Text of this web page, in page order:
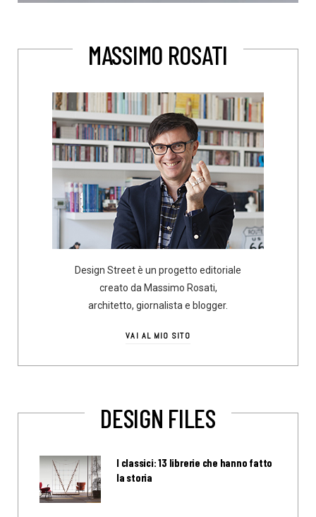
MASSIMO ROSATI
Design Street è un progetto editoriale
creato da Massimo Rosati,
architetto, giornalista e blogger.
VAI AL MIO SITO
DESIGN FILES
I classici: 13 librerie che hanno fatto
la storia